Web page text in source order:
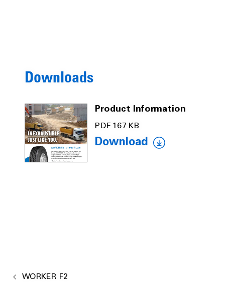
Downloads
Product Information
PDF 167 KB
Download
WORKER F2